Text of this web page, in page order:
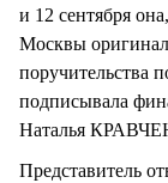
и 12 сентября
Москвы
подписывала
Наталья
Представитель